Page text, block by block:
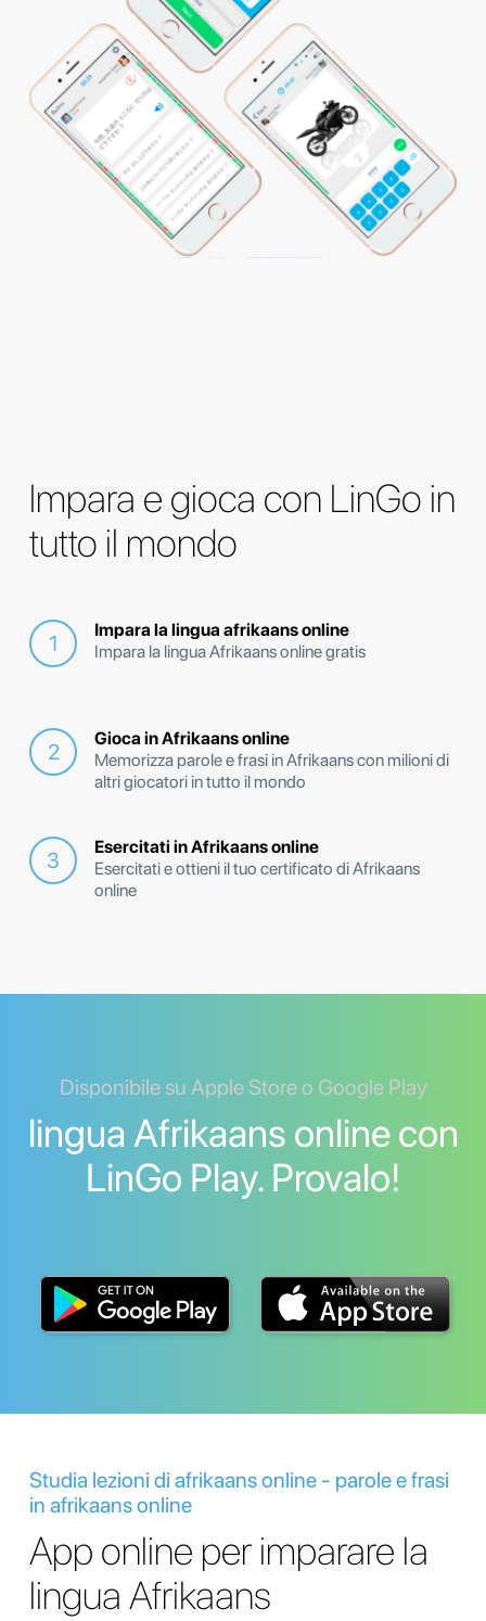
Impara e gioca con LinGo in
tutto il mondo
Impara la lingua afrikaans online
Impara la lingua Afrikaans online gratis
Gioca in Afrikaans online
Memorizza parole e frasi in Afrikaans con milioni di
altri giocatori in tutto il mondo
Esercitati in Afrikaans online
Esercitati e ottieni il tuo certificato di Afrikaans
online
Disponibile su Apple Store o Google Play
lingua Afrikaans online con
LinGo Play. Provalo!
Studia lezioni di afrikaans online - parole e frasi
in afrikaans online
App online per imparare la
lingua Afrikaans